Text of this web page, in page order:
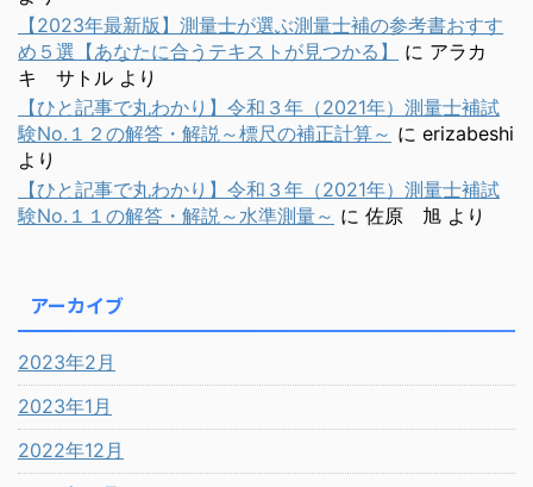
【2023年最新版】測量士が選ぶ測量士補の参考書おすす
め５選【あなたに合うテキストが見つかる】
に アラカ
キ サトル より
【ひと記事で丸わかり】令和３年（2021年）測量士補試
験No.１２の解答・解説～標尺の補正計算～ に erizabeshi
より
【ひと記事で丸わかり】令和３年（2021年）測量士補試
験No.１１の解答・解説～水準測量～ に 佐原 旭 より
アーカイブ
2023年2月
2023年1月
2022年12月